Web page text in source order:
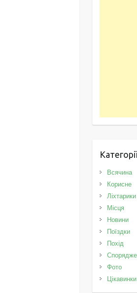
Всячина
Корисне
Ліхтарики
Місця
Новини
Поїздки
Похід
Фото
Цікавинки